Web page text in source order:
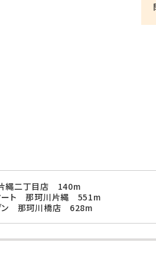
縄二丁目店 140m
ート 那珂川片縄 551m
ン 那珂川橋店 628m